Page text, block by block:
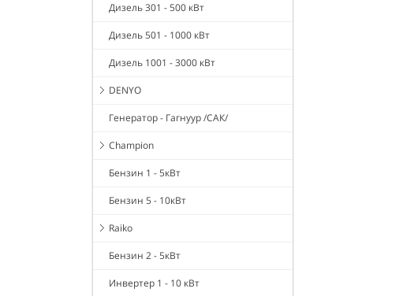
Дизель 301 - 500 кВт
Дизель 501 - 1000 кВт
Дизель 1001 - 3000 кВт
DENYO
Генератор - Гагнуур /САК/
Champion
Бензин 1 - 5кВт
Бензин 5 - 10кВт
Raiko
Бензин 2 - 5кВт
Инвертер 1 - 10 кВт